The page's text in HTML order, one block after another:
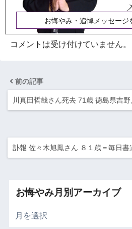
お悔やみ・追悼メッセージ
コメントは受け付けていません。
前の記事
川真田哲哉さん死去 71歳 徳島県吉
訃報 佐々木旭鳳さん ８１歳＝毎日書
お悔やみ月別アーカイブ